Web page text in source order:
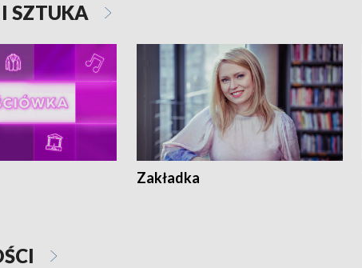
SZTUKA
Zakładka